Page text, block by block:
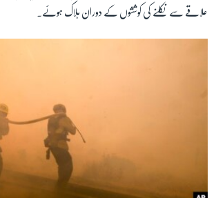
علاقے سے نکلنے کی کوششوں کے دوران ہلاک ہوئے۔